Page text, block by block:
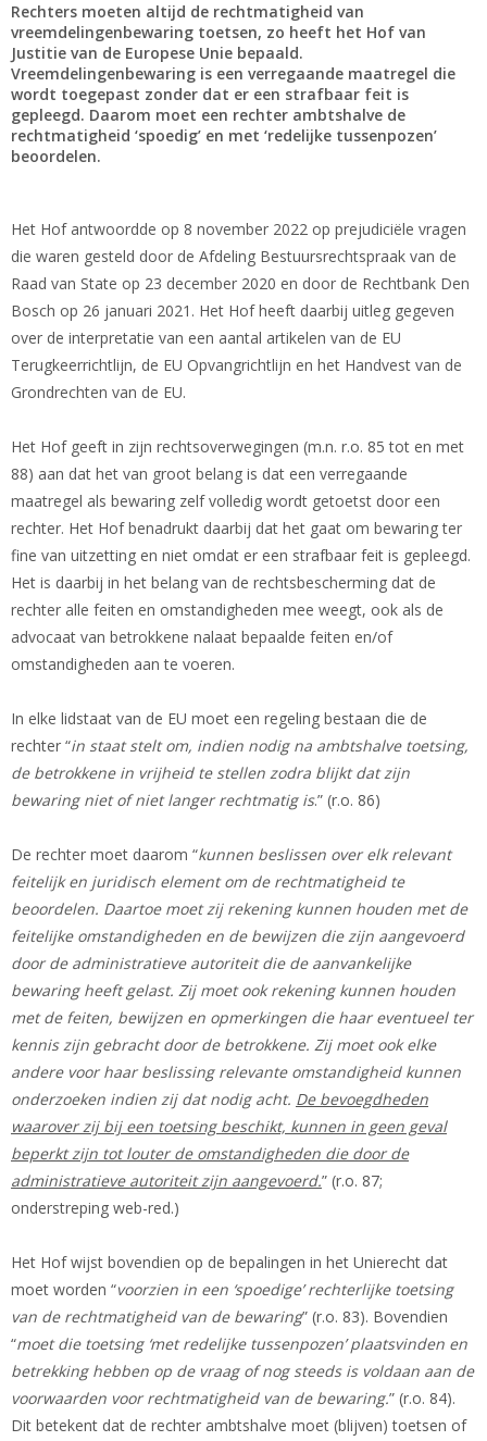
Rechters moeten altijd de rechtmatigheid van
vreemdelingenbewaring toetsen, zo heeft het Hof van
Justitie van de Europese Unie bepaald.
Vreemdelingenbewaring is een verregaande maatregel die
wordt toegepast zonder dat er een strafbaar feit is
gepleegd. Daarom moet een rechter ambtshalve de
rechtmatigheid ‘spoedig’ en met ‘redelijke tussenpozen’
beoordelen.
Het Hof antwoordde op 8 november 2022 op prejudiciële vragen
die waren gesteld door de Afdeling Bestuursrechtspraak van de
Raad van State op 23 december 2020 en door de Rechtbank Den
Bosch op 26 januari 2021. Het Hof heeft daarbij uitleg gegeven
over de interpretatie van een aantal artikelen van de EU
Terugkeerrichtlijn, de EU Opvangrichtlijn en het Handvest van de
Grondrechten van de EU.
Het Hof geeft in zijn rechtsoverwegingen (m.n. r.o. 85 tot en met
88) aan dat het van groot belang is dat een verregaande
maatregel als bewaring zelf volledig wordt getoetst door een
rechter. Het Hof benadrukt daarbij dat het gaat om bewaring ter
fine van uitzetting en niet omdat er een strafbaar feit is gepleegd.
Het is daarbij in het belang van de rechtsbescherming dat de
rechter alle feiten en omstandigheden mee weegt, ook als de
advocaat van betrokkene nalaat bepaalde feiten en/of
omstandigheden aan te voeren.
In elke lidstaat van de EU moet een regeling bestaan die de
rechter “in staat stelt om, indien nodig na ambtshalve toetsing,
de betrokkene in vrijheid te stellen zodra blijkt dat zijn
bewaring niet of niet langer rechtmatig is.” (r.o. 86)
De rechter moet daarom “kunnen beslissen over elk relevant
feitelijk en juridisch element om de rechtmatigheid te
beoordelen. Daartoe moet zij rekening kunnen houden met de
feitelijke omstandigheden en de bewijzen die zijn aangevoerd
door de administratieve autoriteit die de aanvankelijke
bewaring heeft gelast. Zij moet ook rekening kunnen houden
met de feiten, bewijzen en opmerkingen die haar eventueel ter
kennis zijn gebracht door de betrokkene. Zij moet ook elke
andere voor haar beslissing relevante omstandigheid kunnen
onderzoeken indien zij dat nodig acht. De bevoegdheden
waarover zij bij een toetsing beschikt, kunnen in geen geval
beperkt zijn tot louter de omstandigheden die door de
administratieve autoriteit zijn aangevoerd.” (r.o. 87;
onderstreping web-red.)
Het Hof wijst bovendien op de bepalingen in het Unierecht dat
moet worden “voorzien in een ‘spoedige’ rechterlijke toetsing
van de rechtmatigheid van de bewaring” (r.o. 83). Bovendien
“moet die toetsing ‘met redelijke tussenpozen’ plaatsvinden en
betrekking hebben op de vraag of nog steeds is voldaan aan de
voorwaarden voor rechtmatigheid van de bewaring.” (r.o. 84).
Dit betekent dat de rechter ambtshalve moet (blijven) toetsen of